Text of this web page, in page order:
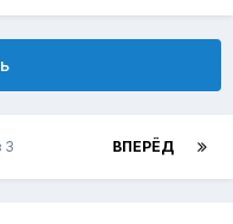
ВПЕРЁД
3